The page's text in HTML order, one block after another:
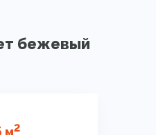
бежевый
м2